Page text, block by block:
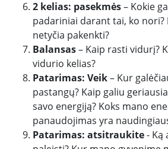
2 kelias: pasekmės– Kokie
padariniai darant tai, ko nori?
netyčia pakenkti?
Balansas– Kaip rasti vidurį?
vidurio kelias?
Patarimas: Veik– Kur
pastangų? Kaip galiu
savo energiją? Koks mano
panaudojimas yra
Patarimas: atsitraukite- Ką